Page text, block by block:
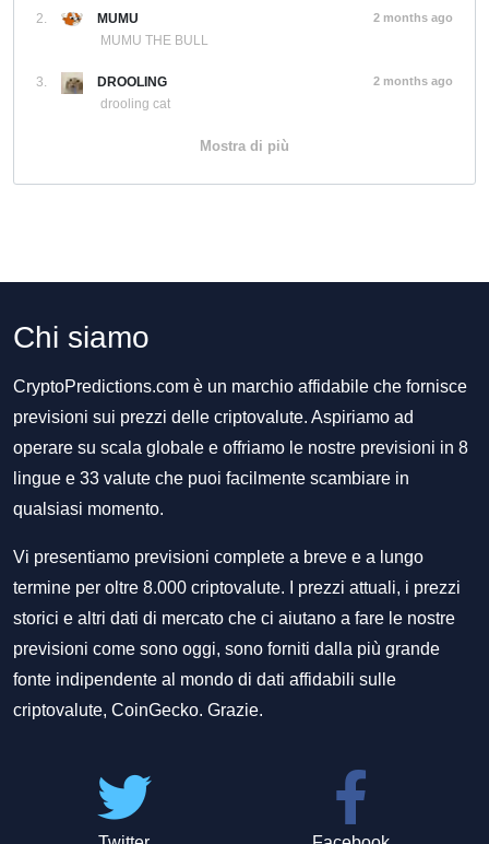
2.
MUMU
MUMU THE BULL
2 months ago
3.
DROOLING
drooling cat
2 months ago
Mostra di più
Chi siamo
CryptoPredictions.com è un marchio affidabile che fornisce
previsioni sui prezzi delle criptovalute. Aspiriamo ad
operare su scala globale e offriamo le nostre previsioni in 8
lingue e 33 valute che puoi facilmente scambiare in
qualsiasi momento.
Vi presentiamo previsioni complete a breve e a lungo
termine per oltre 8.000 criptovalute. I prezzi attuali, i prezzi
storici e altri dati di mercato che ci aiutano a fare le nostre
previsioni come sono oggi, sono forniti dalla più grande
fonte indipendente al mondo di dati affidabili sulle
criptovalute, CoinGecko. Grazie.